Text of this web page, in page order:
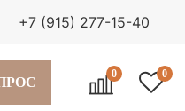
+7 (915) 277-15-40
0 0